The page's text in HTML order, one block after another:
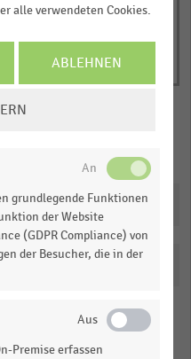
alle verwendeten Cookies.
ABLEHNEN
grundlegende Funktionen
der Website
(GDPR Compliance) von
der Besucher, die in der
Premise erfassen